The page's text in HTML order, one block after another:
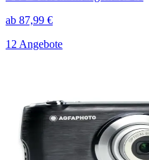
ab 87,99 €
12 Angebote